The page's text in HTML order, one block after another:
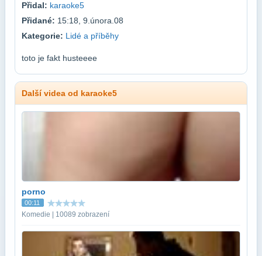
Přidal: karaoke5
Přidané: 15:18, 9.února.08
Kategorie: Lidé a příběhy
toto je fakt husteeee
Další videa od karaoke5
porno
00:11
Komedie | 10089 zobrazení